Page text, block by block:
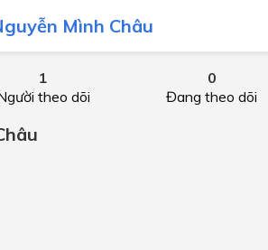
Mình Châu
1
theo dõi
0
Đang theo dõi